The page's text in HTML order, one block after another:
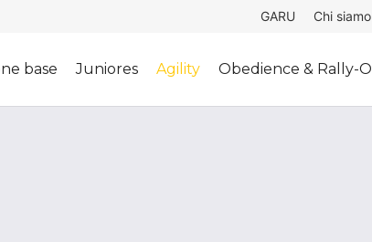
GARU Chi siamo
base Juniores Agility Obedience & Rally-O